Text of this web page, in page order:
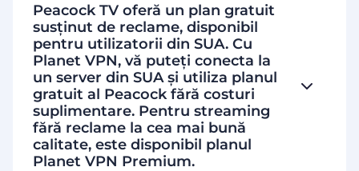
Peacock TV oferă un plan gratuit
susținut de reclame, disponibil
pentru utilizatorii din SUA. Cu
Planet VPN, vă puteți conecta la
un server din SUA și utiliza planul
gratuit al Peacock fără costuri
suplimentare. Pentru streaming
fără reclame la cea mai bună
calitate, este disponibil planul
Planet VPN Premium.